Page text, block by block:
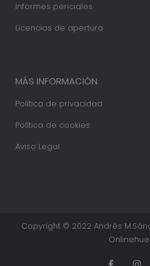
Informes periciales
Licencias de apertura
MÁS INFORMACIÓN
Política de privacidad
Política de cookies
Aviso Legal
Copyright © 2022 Andrés